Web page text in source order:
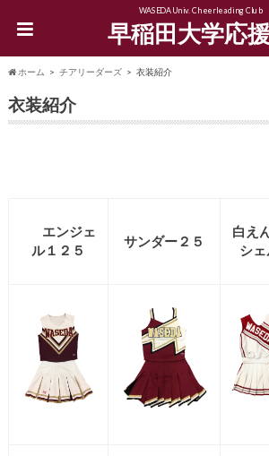
WASEDA Univ. Cheerleading Club
早稲田大学応
ホーム チアリーダーズ 衣装紹介
衣装紹介
エンジェ
ル１２５
サンダー２５
白え
シ